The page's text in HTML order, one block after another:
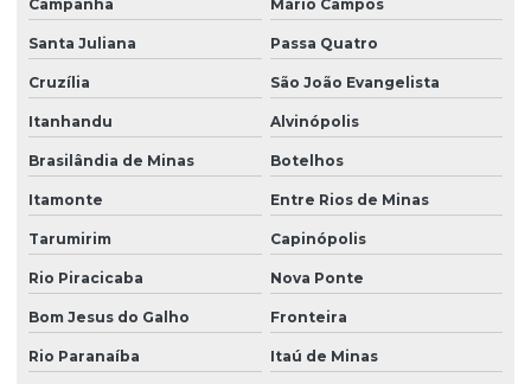
Campanha Mário Campos
Santa Juliana Passa Quatro
Cruzília São João Evangelista
Itanhandu Alvinópolis
Brasilândia de Minas Botelhos
Itamonte Entre Rios de Minas
Tarumirim Capinópolis
Rio Piracicaba Nova Ponte
Bom Jesus do Galho Fronteira
Rio Paranaíba Itaú de Minas